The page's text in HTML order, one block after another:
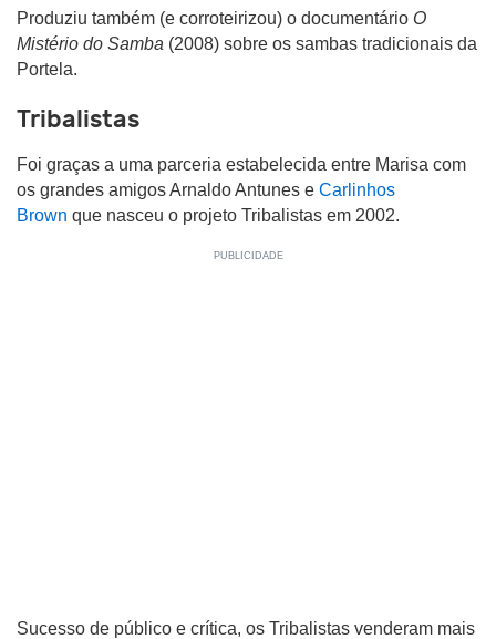
Produziu também (e corroteirizou) o documentário O
Mistério do Samba (2008) sobre os sambas tradicionais da
Portela.
Tribalistas
Foi graças a uma parceria estabelecida entre Marisa com
os grandes amigos Arnaldo Antunes e Carlinhos
Brown que nasceu o projeto Tribalistas em 2002.
Sucesso de público e crítica, os Tribalistas venderam mais